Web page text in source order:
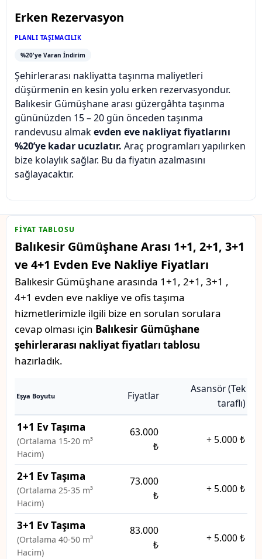
Erken Rezervasyon
PLANLI TAŞIMACILIK
%20'ye Varan İndirim
Şehirlerarası nakliyatta taşınma maliyetleri
düşürmenin en kesin yolu erken rezervasyondur.
Balıkesir Gümüşhane arası güzergâhta taşınma
gününüzden 15 – 20 gün önceden taşınma
randevusu almakevden eve nakliyat fiyatlarını
%20’ye kadar ucuzlatır. Araç programları yapılırken
bize kolaylık sağlar. Bu da fiyatın azalmasını
sağlayacaktır.
FIYAT TABLOSU
Balıkesir Gümüşhane Arası 1+1, 2+1, 3+1
ve 4+1 Evden Eve Nakliye Fiyatları
Balıkesir Gümüşhane arasında 1+1, 2+1, 3+1 ,
4+1 evden eve nakliye ve ofis taşıma
hizmetlerimizle ilgili bize en sorulan sorulara
cevap olması için Balıkesir Gümüşhane
şehirlerarası nakliyat fiyatları tablosu
hazırladık.
Eşya Boyutu Fiyatlar
Asansör (Tek
taraflı)
1+1 Ev Taşıma
(Ortalama 15-20 m³
Hacim)
63.000
₺
+ 5.000 ₺
2+1 Ev Taşıma
(Ortalama 25-35 m³
Hacim)
73.000
₺
+ 5.000 ₺
3+1 Ev Taşıma
(Ortalama 40-50 m³
Hacim)
83.000
₺
+ 5.000 ₺